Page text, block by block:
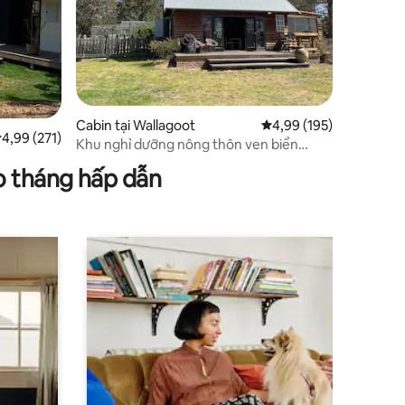
hạng trung bình 4,99/5, 271 đánh giá
4,99 (271)
Cabin tại Wallagoot Xếp hạng trung bình
4,99 (195)
Khu nghỉ dưỡng nông thôn ven biển
Sapphire
tháng hấp dẫn